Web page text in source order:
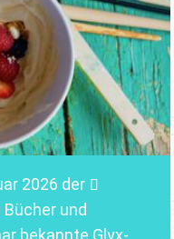
2026 der
und
bekannte Glyx-